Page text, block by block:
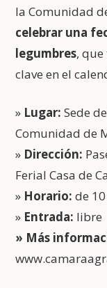
la Comunidad
celebrar una
legumbres,
clave en el
» Lugar:Sede
Comunidad de
» Dirección:
Ferial Casa de
» Horario:de
» Entrada: libre
» Más